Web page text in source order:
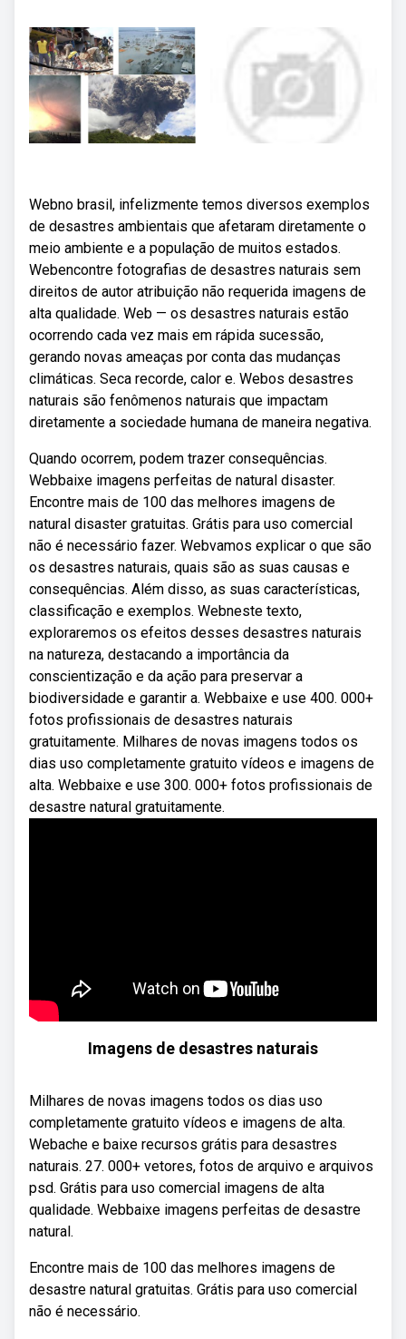
Webno brasil, infelizmente temos diversos exemplos
de desastres ambientais que afetaram diretamente o
meio ambiente e a população de muitos estados.
Webencontre fotografias de desastres naturais sem
direitos de autor atribuição não requerida imagens de
alta qualidade. Web — os desastres naturais estão
ocorrendo cada vez mais em rápida sucessão,
gerando novas ameaças por conta das mudanças
climáticas. Seca recorde, calor e. Webos desastres
naturais são fenômenos naturais que impactam
diretamente a sociedade humana de maneira negativa.
Quando ocorrem, podem trazer consequências.
Webbaixe imagens perfeitas de natural disaster.
Encontre mais de 100 das melhores imagens de
natural disaster gratuitas. Grátis para uso comercial
não é necessário fazer. Webvamos explicar o que são
os desastres naturais, quais são as suas causas e
consequências. Além disso, as suas características,
classificação e exemplos. Webneste texto,
exploraremos os efeitos desses desastres naturais
na natureza, destacando a importância da
conscientização e da ação para preservar a
biodiversidade e garantir a. Webbaixe e use 400. 000+
fotos profissionais de desastres naturais
gratuitamente. Milhares de novas imagens todos os
dias uso completamente gratuito vídeos e imagens de
alta. Webbaixe e use 300. 000+ fotos profissionais de
desastre natural gratuitamente.
Imagens de desastres naturais
Milhares de novas imagens todos os dias uso
completamente gratuito vídeos e imagens de alta.
Webache e baixe recursos grátis para desastres
naturais. 27. 000+ vetores, fotos de arquivo e arquivos
psd. Grátis para uso comercial imagens de alta
qualidade. Webbaixe imagens perfeitas de desastre
natural.
Encontre mais de 100 das melhores imagens de
desastre natural gratuitas. Grátis para uso comercial
não é necessário.